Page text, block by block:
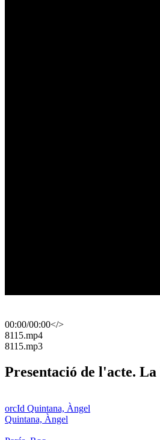
00:00/00:00</>
​8115.mp4
​8115.mp3
Presentació de l'acte.
orcId Quintana, Àngel
Quintana, Àngel